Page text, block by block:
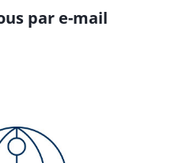
par e-mail